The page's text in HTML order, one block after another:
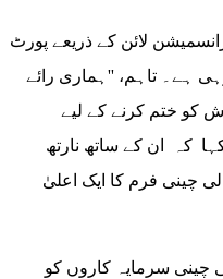
طویل ٹرانسمیشن لائن کے ذریعے پورٹ
ہے۔ تاہم، ''ہماری رائے
کو ختم کرنے کے لیے
کہ ان کے ساتھ نارتھ
چینی فرم کا ایک اعلیٰ
چینی سرمایہ کاروں کو